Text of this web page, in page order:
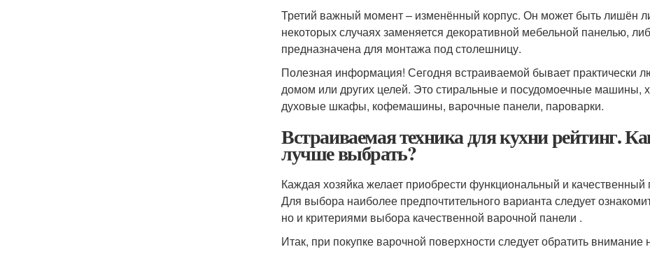
Третий важный момент – изменённый корпус. Он может быть лишён
некоторых случаях заменяется декоративной мебельной панелью,
предназначена для монтажа под столешницу.
Полезная информация! Сегодня встраиваемой бывает практически
домом или других целей. Это стиральные и посудомоечные машины,
духовые шкафы, кофемашины, варочные панели, пароварки.
Встраиваемая техника для кухни рейтинг.
лучше выбрать?
Каждая хозяйка желает приобрести функциональный и
Для выбора наиболее предпочтительного варианта следует
но и критериями выбора качественной варочной панели .
Итак, при покупке варочной поверхности следует обратить